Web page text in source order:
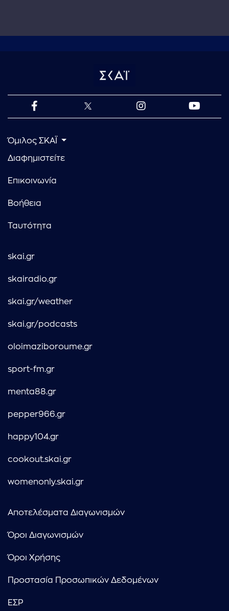
Όμιλος ΣΚΑΪ
Διαφημιστείτε
Επικοινωνία
Βοήθεια
Ταυτότητα
skai.gr
skairadio.gr
skai.gr/weather
skai.gr/podcasts
oloimaziboroume.gr
sport-fm.gr
menta88.gr
pepper966.gr
happy104.gr
cookout.skai.gr
womenonly.skai.gr
Αποτελέσματα Διαγωνισμών
Όροι Διαγωνισμών
Όροι Χρήσης
Προστασία Προσωπικών Δεδομένων
ΕΣΡ